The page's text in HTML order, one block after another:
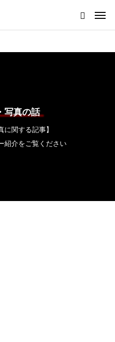
写真の話
に関する記事】
紹介をご覧ください